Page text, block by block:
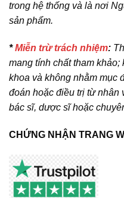
trong hệ thống và là nơi
sản phẩm.
*Miễn trừ trách nhiệm:
mang tính chất tham
khoa và không nhằm mục
đoán hoặc điều trị từ nhân
bác sĩ, dược sĩ hoặc
CHỨNG NHẬN TRANG